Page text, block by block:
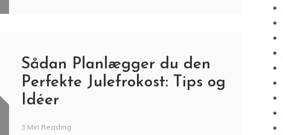
Sådan Planlægger du den
Perfekte Julefrokost: Tips og
Idéer
3 Min Reading